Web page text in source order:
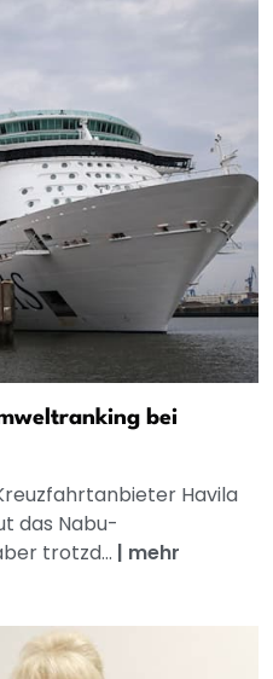
bei
Havila
das Nabu-
trotzd... | mehr